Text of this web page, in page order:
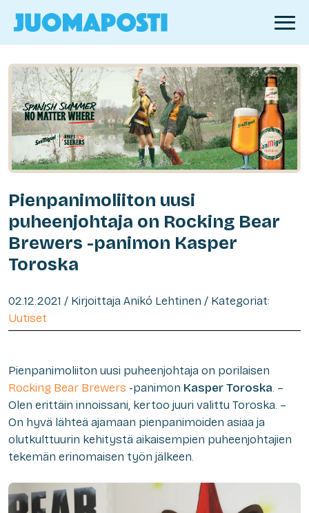
Pienpanimoliiton uusi
puheenjohtaja on Rocking Bear
Brewers -panimon Kasper
Toroska
02.12.2021 / Kirjoittaja Anikó Lehtinen / Kategoriat:
Uutiset
Pienpanimoliiton uusi puheenjohtaja on porilaisen
Rocking Bear Brewers -panimon Kasper Toroska. –
Olen erittäin innoissani, kertoo juuri valittu Toroska. –
On hyvä lähteä ajamaan pienpanimoiden asiaa ja
olutkulttuurin kehitystä aikaisempien puheenjohtajien
tekemän erinomaisen työn jälkeen.